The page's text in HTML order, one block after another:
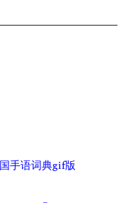
手语词典gif版